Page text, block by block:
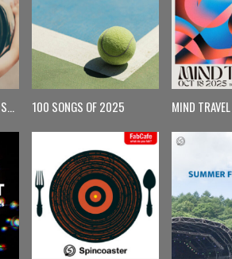
【月曜更新】Monday Spin 100 SONGS OF 2025 MIND TRAVEL